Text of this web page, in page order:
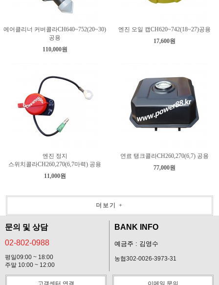
에어클리너 커버콜라CH640~752(20~30)
공용
110,000원
엔진 오일 캡CH620~742(18~27)공용
17,600원
엔진 정지
스위치콜라CH260,270(6,7마력) 공용
11,000원
연료 탱크콜라CH260,270(6,7) 공용
77,000원
더보기 +
문의 및 상담
02-802-0988
평일09:00 ~ 18:00
주말 10:00 ~ 12:00
BANK INFO
예금주 : 김영수
농협302-0026-3973-31
고객센터 연결 이메일 문의